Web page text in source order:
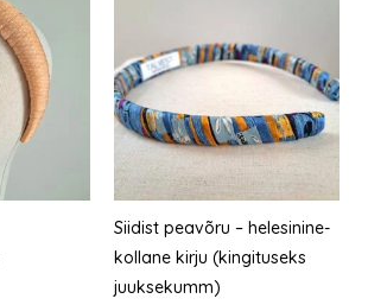
Siidist peavõru – helesinine-
kollane kirju (kingituseks
juuksekumm)